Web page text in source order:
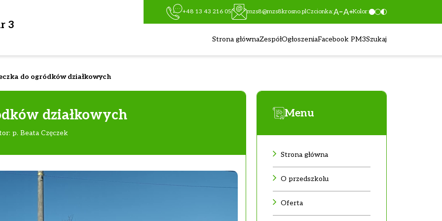
+48 13 43 216 05 mzs8@mzs8krosno.plCzcionka: Kolor:
3
Strona głównaZespółOgłoszeniaFacebook PM3Szukaj
do ogródków działkowych
działkowych
p. Beata Częczek
Menu
Strona główna
O przedszkolu
Oferta